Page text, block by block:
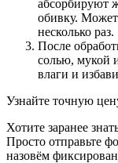
абсорбируют
обивку.
несколько раз.
После
солью, мукой
влаги и
Узнайте точную
Хотите заранее
Просто отправьте
назовём